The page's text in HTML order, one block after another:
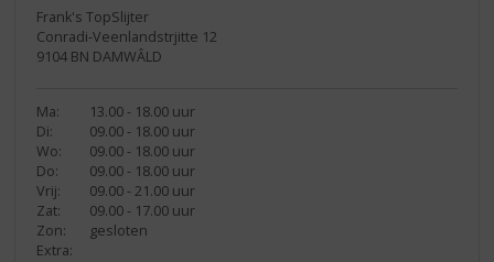
Frank's TopSlijter
Conradi-Veenlandstrjitte 12
9104 BN DAMWÂLD
Ma:
13.00 - 18.00 uur
Di:
09.00 - 18.00 uur
Wo:
09.00 - 18.00 uur
Do:
09.00 - 18.00 uur
Vrij:
09.00 - 21.00 uur
Zat:
09.00 - 17.00 uur
Zon:
gesloten
Extra: